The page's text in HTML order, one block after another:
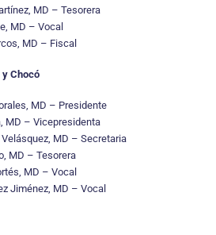
MD – Tesorera
MD – Vocal
MD – Fiscal
Chocó
MD – Presidente
MD – Vicepresidenta
MD – Secretaria
MD – Tesorera
MD – Vocal
Jiménez, MD – Vocal